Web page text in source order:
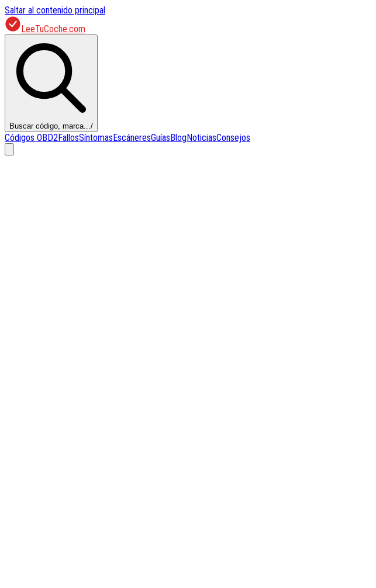
Saltar al contenido principal
LeeTuCoche.com
Buscar código, marca.../
Códigos OBD2FallosSíntomasEscáneresGuíasBlogNoticiasConsejos